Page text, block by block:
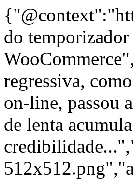
do
regressiva,
on-line, passou
de lenta